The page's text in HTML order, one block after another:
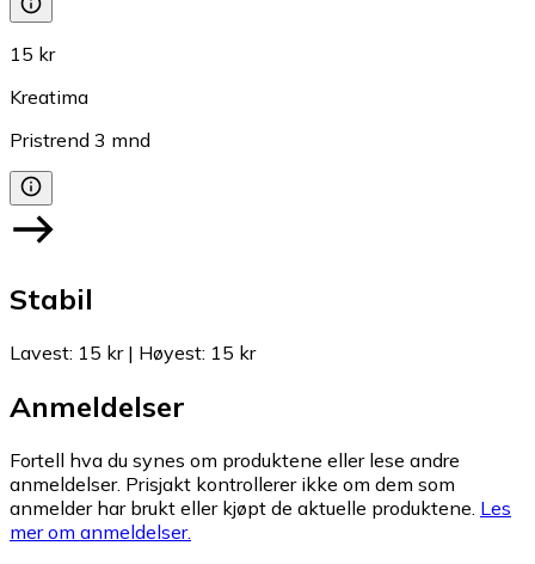
15 kr
Kreatima
Pristrend 3 mnd
Stabil
Lavest: 15 kr| Høyest: 15 kr
Anmeldelser
Fortell hva du synes om produktene eller lese andre
anmeldelser. Prisjakt kontrollerer ikke om dem som
anmelder har brukt eller kjøpt de aktuelle produktene. Les
mer om anmeldelser.